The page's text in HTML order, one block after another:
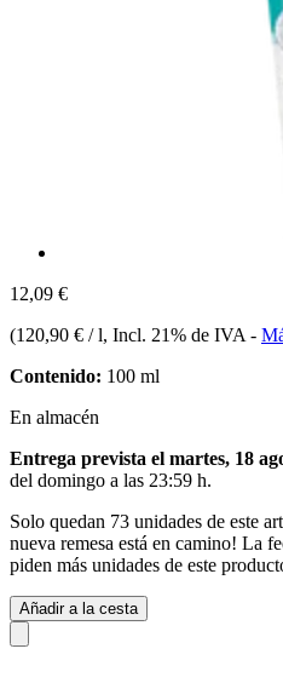
12,09 €
(120,90 € / l, Incl. 21% de IVA -
Contenido: 100 ml
En almacén
Entrega prevista el martes, 18
del domingo a las 23:59 h.
Solo quedan 73 unidades de este
nueva remesa está en camino! La
piden más unidades de este
Añadir a la cesta